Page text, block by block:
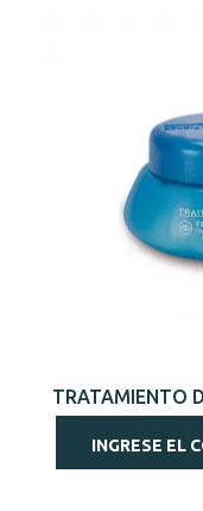
TRATAMIENTO
INGRESE EL